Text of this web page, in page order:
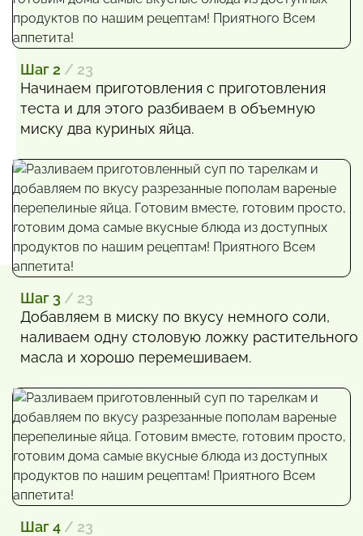
Шаг 2 / 23
Начинаем приготовления с приготовления
теста и для этого разбиваем в объемную
миску два куриных яйца.
Шаг 3 / 23
Добавляем в миску по вкусу немного соли,
наливаем одну столовую ложку растительного
масла и хорошо перемешиваем.
Шаг 4 / 23